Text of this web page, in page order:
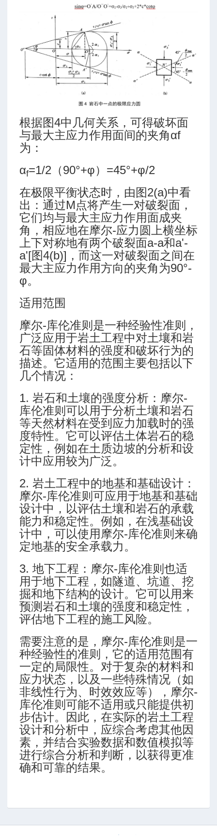
根据图4中几何关系，可得破坏面
与最大主应力作用面间的夹角αf
为：
αf=1/2（90°+φ）=45°+φ/2
在极限平衡状态时，由图2(a)中看
出：通过M点将产生一对破裂面，
它们均与最大主应力作用面成夹
角，相应地在摩尔-应力圆上横坐标
上下对称地有两个破裂面a-a和a'-
a'[图4(b)]，而这一对破裂面之间在
最大主应力作用方向的夹角为90°-
φ。
适用范围
摩尔-库伦准则是一种经验性准则，
广泛应用于岩土工程中对土壤和岩
石等固体材料的强度和破坏行为的
描述。它适用的范围主要包括以下
几个情况：
1. 岩石和土壤的强度分析：摩尔-
库伦准则可以用于分析土壤和岩石
等天然材料在受到应力加载时的强
度特性。它可以评估土体岩石的稳
定性，例如在土质边坡的分析和设
计中应用较为广泛。
2. 岩土工程中的地基和基础设计：
摩尔-库伦准则可应用于地基和基础
设计中，以评估土壤和岩石的承载
能力和稳定性。例如，在浅基础设
计中，可以使用摩尔-库伦准则来确
定地基的安全承载力。
3. 地下工程：摩尔-库伦准则也适
用于地下工程，如隧道、坑道、挖
掘和地下结构的设计。它可以用来
预测岩石和土壤的强度和稳定性，
评估地下工程的施工风险。
需要注意的是，摩尔-库伦准则是一
种经验性的准则，它的适用范围有
一定的局限性。对于复杂的材料和
应力状态，以及一些特殊情况（如
非线性行为、时效效应等），摩尔-
库伦准则可能不适用或只能提供初
步估计。因此，在实际的岩土工程
设计和分析中，应综合考虑其他因
素，并结合实验数据和数值模拟等
进行综合分析和判断，以获得更准
确和可靠的结果。